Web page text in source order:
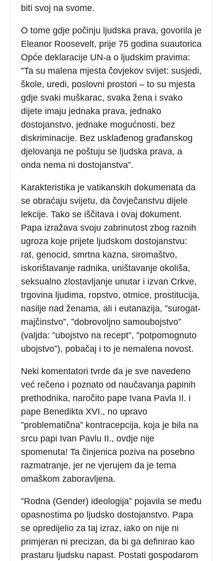
biti svoj na svome.
O tome gdje počinju ljudska prava, govorila je
Eleanor Roosevelt, prije 75 godina suautorica
Opće deklaracije UN-a o ljudskim pravima:
”Ta su malena mjesta čovjekov svijet: susjedi,
škole, uredi, poslovni prostori – to su mjesta
gdje svaki muškarac, svaka žena i svako
dijete imaju jednaka prava, jednako
dostojanstvo, jednake mogućnosti, bez
diskriminacije. Bez usklađenog građanskog
djelovanja ne poštuju se ljudska prava, a
onda nema ni dostojanstva”.
Karakteristika je vatikanskih dokumenata da
se obraćaju svijetu, da čovječanstvu dijele
lekcije. Tako se iščitava i ovaj dokument.
Papa izražava svoju zabrinutost zbog raznih
ugroza koje prijete ljudskom dostojanstvu:
rat, genocid, smrtna kazna, siromaštvo,
iskorištavanje radnika, uništavanje okoliša,
seksualno zlostavljanje unutar i izvan Crkve,
trgovina ljudima, ropstvo, otmice, prostitucija,
nasilje nad ženama, ali i eutanazija, ”surogat-
majčinstvo”, ”dobrovoljno samoubojstvo”
(valjda: ”ubojstvo na recept”, ”potpomognuto
ubojstvo”), pobačaj i to je nemalena novost.
Neki komentatori tvrde da je sve navedeno
već rečeno i poznato od naučavanja papinih
prethodnika, naročito pape Ivana Pavla II. i
pape Benedikta XVI., no upravo
”problematična” kontracepcija, koja je bila na
srcu papi Ivan Pavlu II., ovdje nije
spomenuta! Ta činjenica poziva na posebno
razmatranje, jer ne vjerujem da je tema
omaškom zaboravljena.
”Rodna (Gender) ideologija” pojavila se među
opasnostima po ljudsko dostojanstvo. Papa
se opredijelio za taj izraz, iako on nije ni
primjeran ni precizan, da bi ga definirao kao
prastaru ljudsku napast. Postati gospodarom